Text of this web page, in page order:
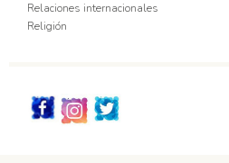
Relaciones internacionales
Religión
Redes_Sociales